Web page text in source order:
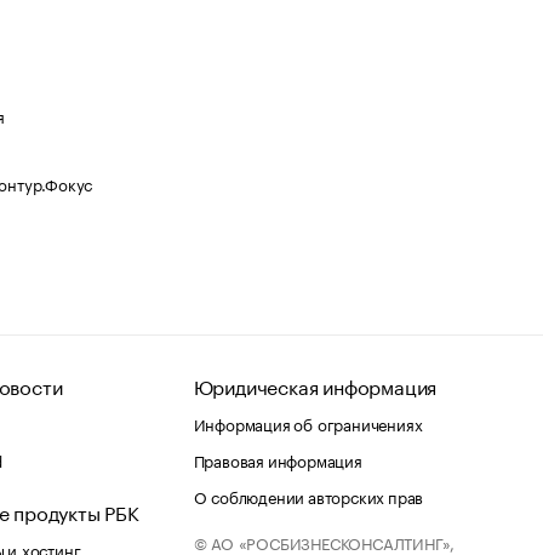
продукты РБК
хостинг
Юридическая информация
Информация об ограничениях
Правовая информация
О соблюдении авторских прав
© АО «РОСБИЗНЕСКОНСАЛТИНГ»,